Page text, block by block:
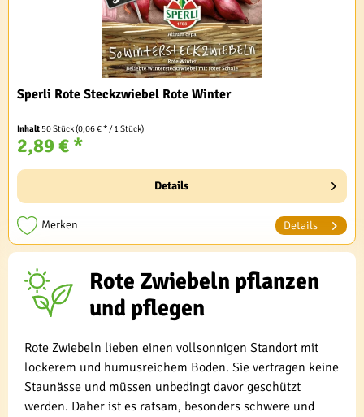
Sperli Rote Steckzwiebel Rote Winter
Inhalt 50 Stück(0,06 € * / 1 Stück)
2,89 € *
Details
Merken Details
Rote Zwiebeln pflanzen
und pflegen
Rote Zwiebeln lieben einen vollsonnigen Standort mit
lockerem und humusreichem Boden. Sie vertragen keine
Staunässe und müssen unbedingt davor geschützt
werden. Daher ist es ratsam, besonders schwere und